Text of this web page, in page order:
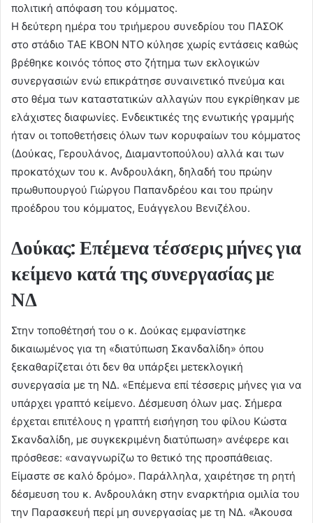
πολιτική απόφαση του κόμματος.
Η δεύτερη ημέρα του τριήμερου συνεδρίου του ΠΑΣΟΚ
στο στάδιo ΤΑΕ ΚΒΟΝ ΝΤΟ κύλησε χωρίς εντάσεις καθώς
βρέθηκε κοινός τόπος στο ζήτημα των εκλογικών
συνεργασιών ενώ επικράτησε συναινετικό πνεύμα και
στο θέμα των καταστατικών αλλαγών που εγκρίθηκαν με
ελάχιστες διαφωνίες. Ενδεικτικές της ενωτικής γραμμής
ήταν οι τοποθετήσεις όλων των κορυφαίων του κόμματος
(Δούκας, Γερουλάνος, Διαμαντοπούλου) αλλά και των
προκατόχων του κ. Ανδρουλάκη, δηλαδή του πρώην
πρωθυπουργού Γιώργου Παπανδρέου και του πρώην
προέδρου του κόμματος, Ευάγγελου Βενιζέλου.
Δούκας: Επέμενα τέσσερις μήνες για
κείμενο κατά της συνεργασίας με
ΝΔ
Στην τοποθέτησή του ο κ. Δούκας εμφανίστηκε
δικαιωμένος για τη «διατύπωση Σκανδαλίδη» όπου
ξεκαθαρίζεται ότι δεν θα υπάρξει μετεκλογική
συνεργασία με τη ΝΔ. «Επέμενα επί τέσσερις μήνες για να
υπάρχει γραπτό κείμενο. Δέσμευση όλων μας. Σήμερα
έρχεται επιτέλους η γραπτή εισήγηση του φίλου Κώστα
Σκανδαλίδη, με συγκεκριμένη διατύπωση» ανέφερε και
πρόσθεσε: «αναγνωρίζω το θετικό της προσπάθειας.
Είμαστε σε καλό δρόμο». Παράλληλα, χαιρέτησε τη ρητή
δέσμευση του κ. Ανδρουλάκη στην εναρκτήρια ομιλία του
την Παρασκευή περί μη συνεργασίας με τη ΝΔ. «Άκουσα